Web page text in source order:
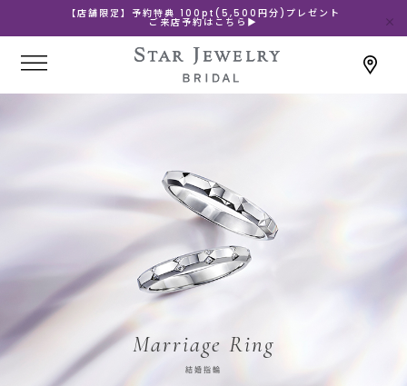
【店舗限定】予約特典 100pt(5,500円分)プレゼント
ご来店予約はこちら▶
Marriage Ring
結婚指輪